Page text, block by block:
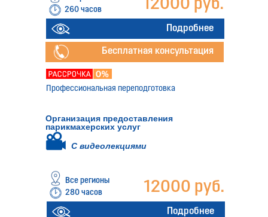
Организация предоставления
парикмахерских услуг
280 часов 12000 руб.
Все регионы
Профессиональная переподготовка
Подробнее
260 часов 12000 руб.
Подробнее
Бесплатная консультация
С видеолекциями